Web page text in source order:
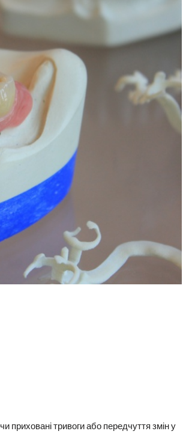
приховані тривоги або передчуття змін у